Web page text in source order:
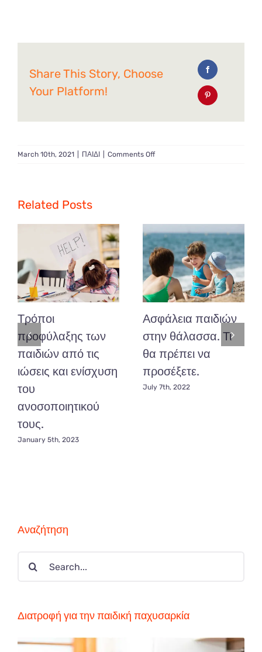
Share This Story, Choose
Your Platform!
March 10th, 2021 ΠΑΙΔΙ Comments Offon
Related Posts
Τρόποι
προφύλαξης των
παιδιών από τις
ιώσεις και ενίσχυση
του
ανοσοποιητικού
τους.
January 5th, 2023
Ασφάλεια παιδιών
στην θάλασσα. Τι
θα πρέπει να
προσέξετε.
July 7th, 2022
Αναζήτηση
Search
Διατροφή για την παιδική παχυσαρκία